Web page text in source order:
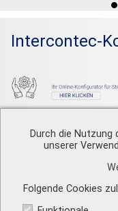
Durch die Nutzung
unserer
Folgende Cookies
Intercontec-
Ohmstr. 1
82054 Sauerlach